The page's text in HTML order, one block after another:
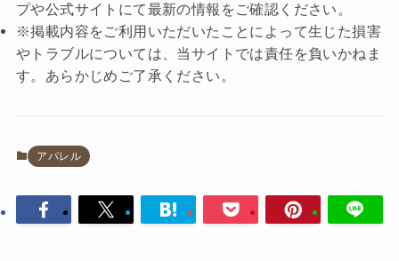
プや公式サイトにて最新の情報をご確認ください。
※掲載内容をご利用いただいたことによって生じた損害
やトラブルについては、当サイトでは責任を負いかねま
す。あらかじめご了承ください。
アパレル